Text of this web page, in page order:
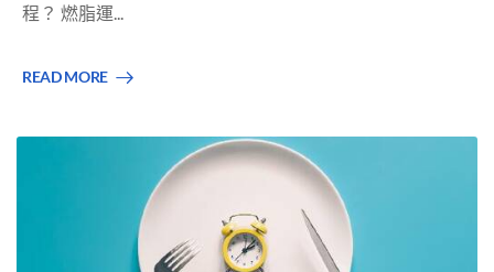
程？ 燃脂運...
READ MORE